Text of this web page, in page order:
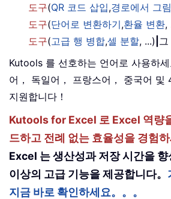
도구(QR 코드 삽입,경로에서 그
도구(단어로 변환하기,환율 변환,
도구(고급 행 병합,셀 분할, ...)
Kutools 를 선호하는 언어로 사용하
어， 독일어， 프랑스어， 중국어 및
지원합니다！
Kutools for Excel 로 Excel 역량
드하고 전례 없는 효율성을 경험하
Excel 는 생산성과 저장 시간을
이상의 고급 기능을 제공합니다。
지금 바로 확인하세요。。。